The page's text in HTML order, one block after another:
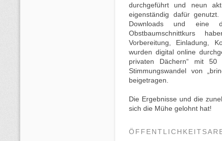
durchgeführt und neun
eigenständig dafür
Downloads und eine
Obstbaumschnittkurs
Vorbereitung, Einladung,
wurden digital online
privaten Dächern“ mit
Stimmungswandel von
beigetragen.
Die Ergebnisse und die
sich die Mühe gelohnt hat!